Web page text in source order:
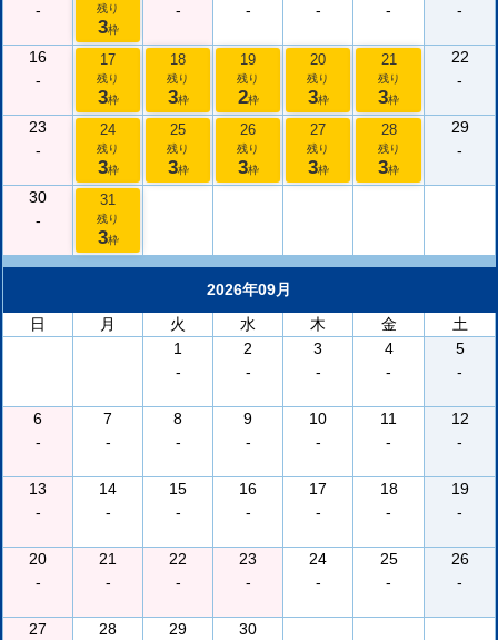
-
残り
3枠
-
-
-
-
-
16
-
17
残り
3枠
18
残り
3枠
19
残り
2枠
20
残り
3枠
21
残り
3枠
22
-
23
-
24
残り
3枠
25
残り
3枠
26
残り
3枠
27
残り
3枠
28
残り
3枠
29
-
30
-
31
残り
3枠
2026年09月
日
月 火 水 木 金
土
1
-
2
-
3
-
4
-
5
-
6
-
7
-
8
-
9
-
10
-
11
-
12
-
13
-
14
-
15
-
16
-
17
-
18
-
19
-
20
-
21
-
22
-
23
-
24
-
25
-
26
-
27
28
29
30